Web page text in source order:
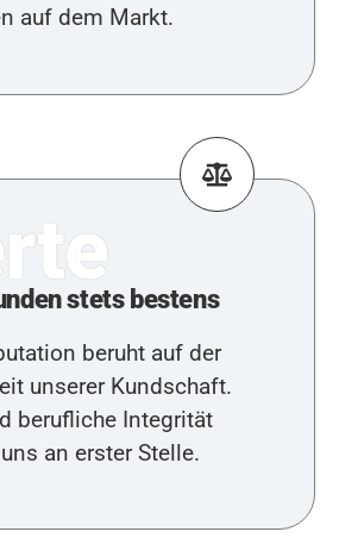
auf dem Markt.
stets bestens
beruht auf der
unserer Kundschaft.
berufliche Integrität
an erster Stelle.